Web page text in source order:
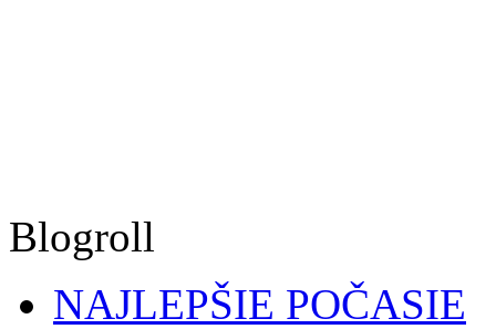
Blogroll
NAJLEPŠIE POČASIE